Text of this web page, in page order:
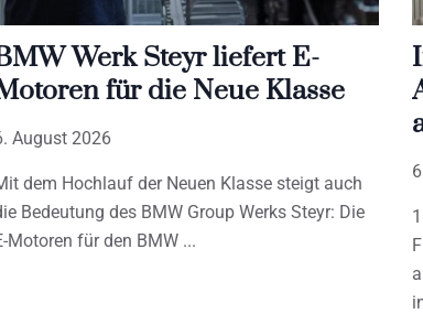
Werk Steyr liefert E-
für die Neue Klasse
August 2026
dem Hochlauf der Neuen Klasse steigt auch
Bedeutung des BMW Group Werks Steyr: Die
Motoren für den BMW